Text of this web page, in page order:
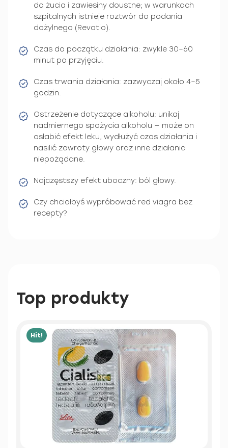
do żucia i zawiesiny doustne; w warunkach
szpitalnych istnieje roztwór do podania
dożylnego (Revatio).
Czas do początku działania: zwykle 30–60
minut po przyjęciu.
Czas trwania działania: zazwyczaj około 4–5
godzin.
Ostrzeżenie dotyczące alkoholu: unikaj
nadmiernego spożycia alkoholu — może on
osłabić efekt leku, wydłużyć czas działania i
nasilić zawroty głowy oraz inne działania
niepożądane.
Najczęstszy efekt uboczny: ból głowy.
Czy chciałbyś wypróbować red viagra bez
recepty?
Top produkty
Hit!